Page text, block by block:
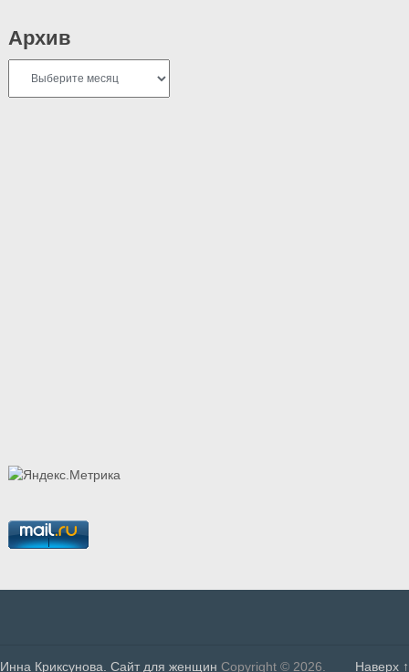
Архив
Инна Криксунова. Сайт для женщин Copyright © 2026. Наверх ↑